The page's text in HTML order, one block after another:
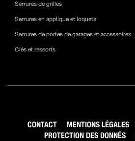
Serrures de grilles
Serrures en applique et loquets
Serrures de portes de garages et accessoires
Clés et ressorts
CONTACT MENTIONS LÉGALES
PROTECTION DES DONNÉS